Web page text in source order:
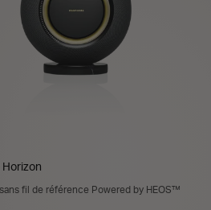
Horizon
fil de référence Powered by HEOS™